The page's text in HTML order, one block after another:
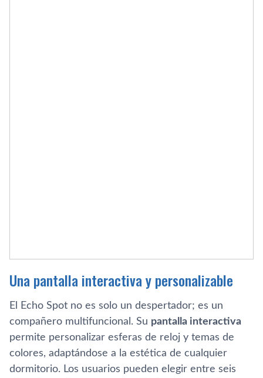
Una pantalla interactiva y personalizable
El Echo Spot no es solo un despertador; es un
compañero multifuncional. Su pantalla interactiva
permite personalizar esferas de reloj y temas de
colores, adaptándose a la estética de cualquier
dormitorio. Los usuarios pueden elegir entre seis